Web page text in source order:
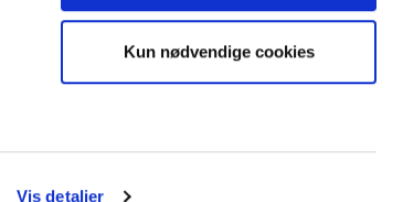
Vis detaljer
Kun nødvendige cookies